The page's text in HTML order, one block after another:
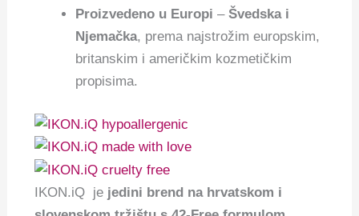
Proizvedeno u Europi –Švedska i
Njemačka, prema najstrožim europskim,
britanskim i američkim kozmetičkim
propisima.
IKON.iQ je jedini brend na hrvatskom i